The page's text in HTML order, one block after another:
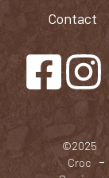
Contact
©2025
Croc